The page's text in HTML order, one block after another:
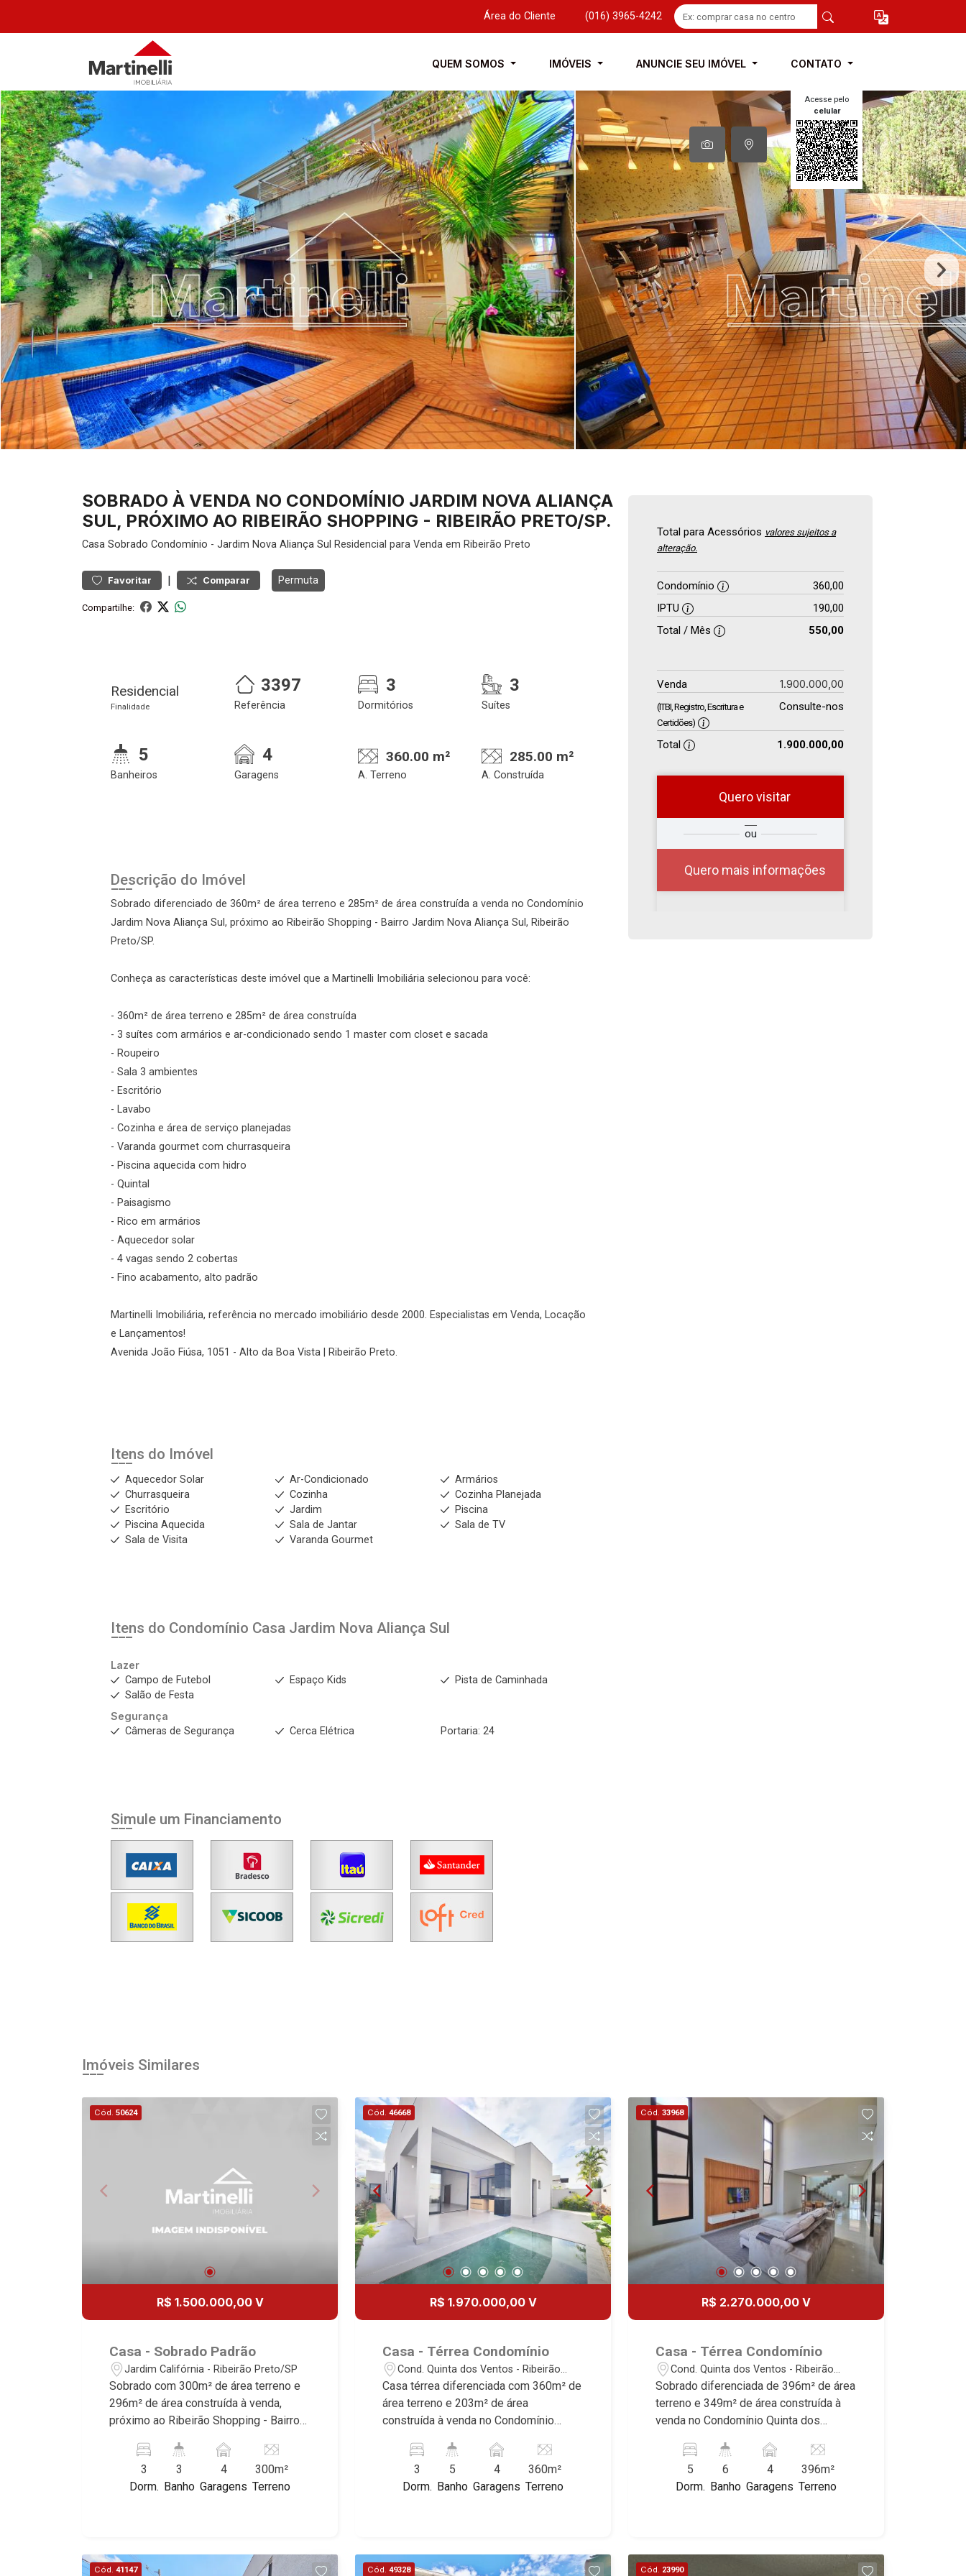
Área do Cliente (016) 3965-4242
QUEM SOMOS IMÓVEIS ANUNCIE SEU IMÓVEL CONTATO
Acesse pelo
celular
SOBRADO À VENDA NO CONDOMÍNIO JARDIM NOVA ALIANÇA
SUL, PRÓXIMO AO RIBEIRÃO SHOPPING - RIBEIRÃO PRETO/SP.
Casa Sobrado Condomínio - Jardim Nova Aliança Sul Residencial para Venda em Ribeirão Preto
Favoritar | Comparar Permuta
Compartilhe:
Residencial
Finalidade
3397
Referência
3
Dormitórios
3
Suítes
5
Banheiros
4
Garagens
360.00 m²
A. Terreno
285.00 m²
A. Construída
Descrição do Imóvel
Sobrado diferenciado de 360m² de área terreno e 285m² de área construída a venda no Condomínio
Jardim Nova Aliança Sul, próximo ao Ribeirão Shopping - Bairro Jardim Nova Aliança Sul, Ribeirão
Preto/SP.
Conheça as características deste imóvel que a Martinelli Imobiliária selecionou para você:
- 360m² de área terreno e 285m² de área construída
- 3 suítes com armários e ar-condicionado sendo 1 master com closet e sacada
- Roupeiro
- Sala 3 ambientes
- Escritório
- Lavabo
- Cozinha e área de serviço planejadas
- Varanda gourmet com churrasqueira
- Piscina aquecida com hidro
- Quintal
- Paisagismo
- Rico em armários
- Aquecedor solar
- 4 vagas sendo 2 cobertas
- Fino acabamento, alto padrão
Martinelli Imobiliária, referência no mercado imobiliário desde 2000. Especialistas em Venda, Locação
e Lançamentos!
Avenida João Fiúsa, 1051 - Alto da Boa Vista | Ribeirão Preto.
Itens do Imóvel
Aquecedor Solar Ar-Condicionado
Armários
Churrasqueira
Cozinha
Cozinha Planejada
Escritório
Jardim
Piscina
Piscina Aquecida
Sala de Jantar
Sala de TV
Sala de Visita
Varanda Gourmet
Itens do Condomínio Casa Jardim Nova Aliança Sul
Lazer
Campo de Futebol
Espaço Kids
Pista de Caminhada
Salão de Festa
Segurança
Câmeras de Segurança
Cerca Elétrica Portaria: 24
Simule um Financiamento
Total para Acessórios valores sujeitos a
alteração.
Condomínio
360,00
IPTU
190,00
Total / Mês
550,00
Venda 1.900.000,00
(ITBI, Registro, Escritura e
Certidões)
Consulte-nos
Total 1.900.000,00
Quero visitar
ou
Quero mais informações
Qual o melhor dia e
horário para você?
07/08/2026
Login
Cadastre-se
Agendar Visita
Imóveis Similares
Cód. 50624
R$ 1.500.000,00 V
Casa - Sobrado Padrão
Jardim Califórnia - Ribeirão Preto/SP
Sobrado com 300m² de área terreno e
296m² de área construída à venda,
próximo ao Ribeirão Shopping - Bairro
Conheça as características deste
imóvel que a Martinelli Imobiliária
selecionou para você: - 300m² de área
Sala 2 ambientes - Lavabo - Cozinha e
3
Dorm.
3
Banho
4
Garagens
300m²
Terreno
Cód. 46668
R$ 1.970.000,00 V
Casa - Térrea Condomínio
Cond. Quinta dos Ventos - Ribeirão
Preto/SP
Casa térrea diferenciada com 360m² de
área terreno e 203m² de área
construída à venda no Condomínio
Shopping Iguatemi - Bairro Cond. Quinta
dos Ventos, Ribeirão Preto/SP.
Conheça as características deste
suítes com armários sendo 1 com
3
Dorm.
5
Banho
4
Garagens
360m²
Terreno
Cód. 33968
R$ 2.270.000,00 V
Casa - Térrea Condomínio
Cond. Quinta dos Ventos - Ribeirão
Preto/SP
Sobrado diferenciada de 396m² de área
terreno e 349m² de área construída à
venda no Condomínio Quinta dos
- Bairro Cond. Quinta dos Ventos,
Ribeirão Preto/SP. Conheça as
características deste imóvel que a
sendo, 4 suítes com armários e 1
5
Dorm.
6
Banho
4
Garagens
396m²
Terreno
Cód. 41147 Cód. 49328 Cód. 23990